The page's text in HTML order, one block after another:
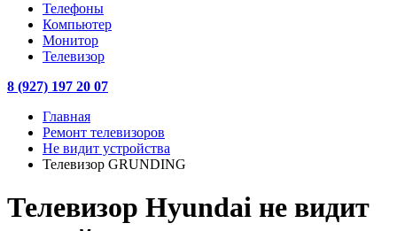
Телефоны
Компьютер
Монитор
Телевизор
8 (927) 197 20 07
Главная
Ремонт телевизоров
Не видит устройства
Телевизор GRUNDING
Телевизор Hyundai не видит